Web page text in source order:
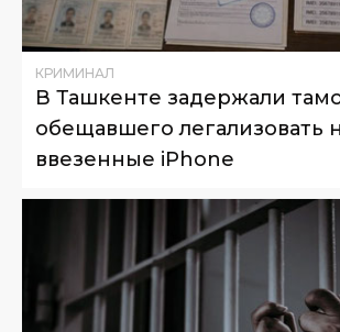
КРИМИНАЛ
В Ташкенте задержали
обещавшего легализовать
ввезенные iPhone